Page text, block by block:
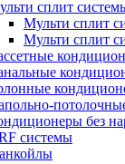
сплит
Мульти сплит
Мульти сплит
без
системы